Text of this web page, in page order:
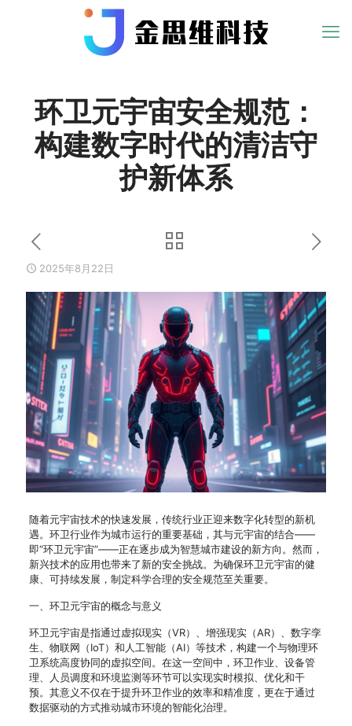
环卫元宇宙安全规范：
构建数字时代的清洁守
护新体系
2025年8月22日
随着元宇宙技术的快速发展，传统行业正迎来数字化转型的新机
遇。环卫行业作为城市运行的重要基础，其与元宇宙的结合——
即“环卫元宇宙”——正在逐步成为智慧城市建设的新方向。然而，
新兴技术的应用也带来了新的安全挑战。为确保环卫元宇宙的健
康、可持续发展，制定科学合理的安全规范至关重要。
一、环卫元宇宙的概念与意义
环卫元宇宙是指通过虚拟现实（VR）、增强现实（AR）、数字孪
生、物联网（IoT）和人工智能（AI）等技术，构建一个与物理环
卫系统高度协同的虚拟空间。在这一空间中，环卫作业、设备管
理、人员调度和环境监测等环节可以实现实时模拟、优化和干
预。其意义不仅在于提升环卫作业的效率和精准度，更在于通过
数据驱动的方式推动城市环境的智能化治理。